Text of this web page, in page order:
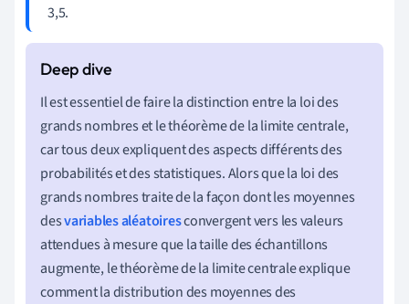
3,5.
Il est essentiel de faire la distinction entre la loi des
grands nombres et le théorème de la limite centrale,
car tous deux expliquent des aspects différents des
probabilités et des statistiques. Alors que la loi des
grands nombres traite de la façon dont les moyennes
desvariables aléatoiresconvergent vers les valeurs
attendues à mesure que la taille des échantillons
augmente, le théorème de la limite centrale explique
comment la distribution des moyennes des